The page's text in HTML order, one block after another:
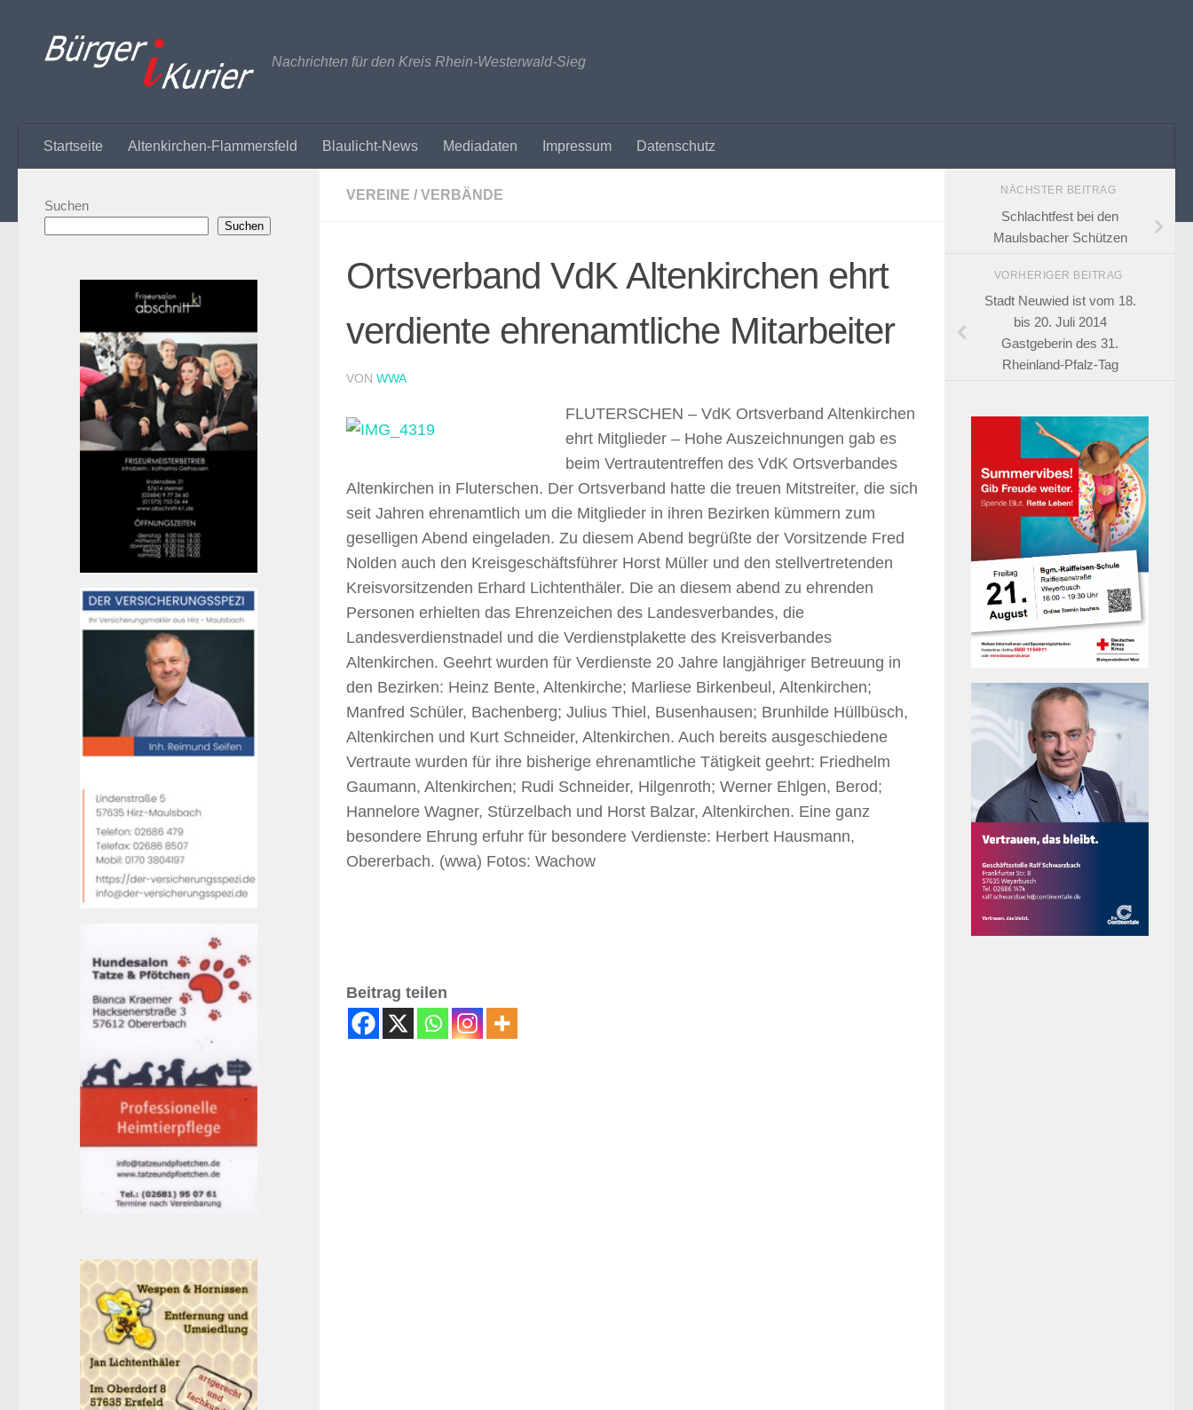
Nachrichten für den Kreis Rhein-Westerwald-Sieg
Startseite Altenkirchen-Flammersfeld Blaulicht-News Mediadaten Impressum Datenschutz
VEREINE / VERBÄNDE
Ortsverband VdK Altenkirchen ehrt
verdiente ehrenamtliche Mitarbeiter
VON WWA
FLUTERSCHEN – VdK Ortsverband Altenkirchen
ehrt Mitglieder – Hohe Auszeichnungen gab es
beim Vertrautentreffen des VdK Ortsverbandes
Altenkirchen in Fluterschen. Der Ortsverband hatte die treuen Mitstreiter, die sich
seit Jahren ehrenamtlich um die Mitglieder in ihren Bezirken kümmern zum
geselligen Abend eingeladen. Zu diesem Abend begrüßte der Vorsitzende Fred
Nolden auch den Kreisgeschäftsführer Horst Müller und den stellvertretenden
Kreisvorsitzenden Erhard Lichtenthäler. Die an diesem abend zu ehrenden
Personen erhielten das Ehrenzeichen des Landesverbandes, die
Landesverdienstnadel und die Verdienstplakette des Kreisverbandes
Altenkirchen. Geehrt wurden für Verdienste 20 Jahre langjähriger Betreuung in
den Bezirken: Heinz Bente, Altenkirche; Marliese Birkenbeul, Altenkirchen;
Manfred Schüler, Bachenberg; Julius Thiel, Busenhausen; Brunhilde Hüllbüsch,
Altenkirchen und Kurt Schneider, Altenkirchen. Auch bereits ausgeschiedene
Vertraute wurden für ihre bisherige ehrenamtliche Tätigkeit geehrt: Friedhelm
Gaumann, Altenkirchen; Rudi Schneider, Hilgenroth; Werner Ehlgen, Berod;
Hannelore Wagner, Stürzelbach und Horst Balzar, Altenkirchen. Eine ganz
besondere Ehrung erfuhr für besondere Verdienste: Herbert Hausmann,
Obererbach. (wwa) Fotos: Wachow
Beitrag teilen
Suchen
Suchen
NÄCHSTER BEITRAG
Schlachtfest bei den
Maulsbacher Schützen
VORHERIGER BEITRAG
Stadt Neuwied ist vom 18.
bis 20. Juli 2014
Gastgeberin des 31.
Rheinland-Pfalz-Tag